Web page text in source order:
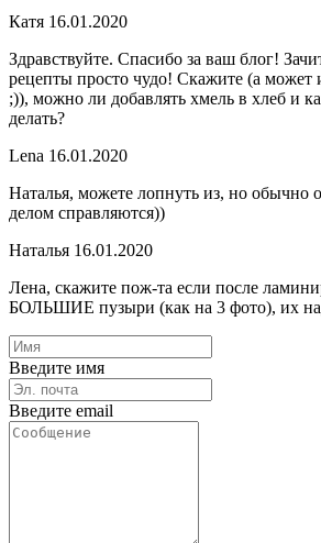
Катя 16.01.2020
Здравствуйте. Спасибо за ваш блог!
рецепты просто чудо! Скажите (а
;)), можно ли добавлять хмель в хлеб и
делать?
Lena 16.01.2020
Наталья, можете лопнуть из, но обычно
делом справляются))
Наталья 16.01.2020
Лена, скажите пож-та если после
БОЛЬШИЕ пузыри (как на 3 фото), их
Введите имя
Введите email